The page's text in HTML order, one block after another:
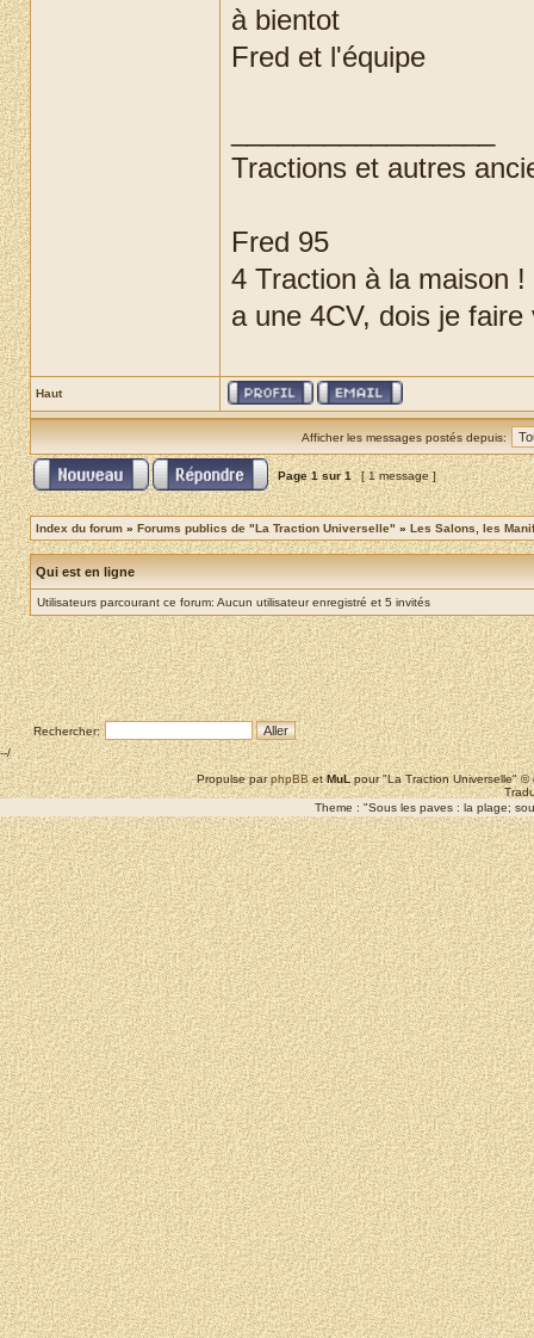
à bientot
Fred et l'équipe
Tractions et autres
Fred 95
4 Traction à la maison
a une 4CV, dois je
Haut
Afficher les messages postés depuis:
Page1sur1 [ 1 message ]
Index du forum » Forums publics de "La Traction Universelle" » Les Salons, les
Qui est en ligne
Utilisateurs parcourant ce forum: Aucun utilisateur enregistré et 5 invités
Rechercher:
--/
Propulse parphpBBetMuLpour "La Traction Universelle"
Theme : "Sous les paves : la plage;